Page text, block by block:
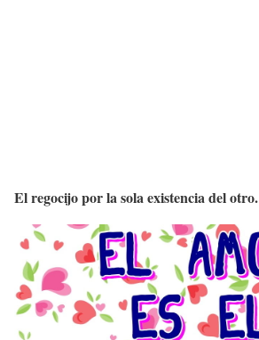
El regocijo por la sola existencia del otro.